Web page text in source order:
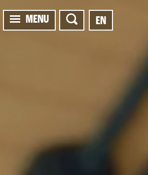
MENU EN